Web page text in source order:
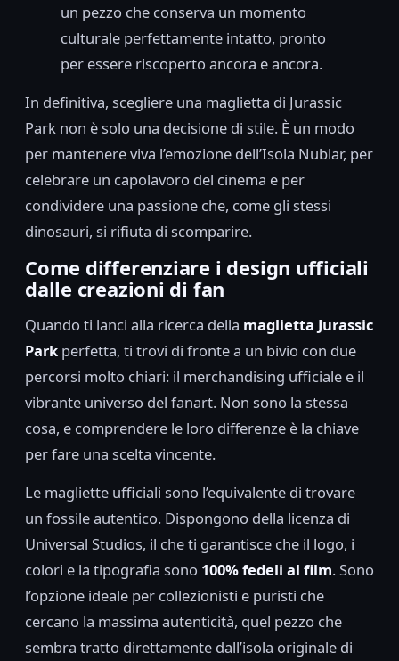
un pezzo che conserva un momento
culturale perfettamente intatto, pronto
per essere riscoperto ancora e ancora.
In definitiva, scegliere una maglietta di Jurassic
Park non è solo una decisione di stile. È un modo
per mantenere viva l’emozione dell’Isola Nublar, per
celebrare un capolavoro del cinema e per
condividere una passione che, come gli stessi
dinosauri, si rifiuta di scomparire.
Come differenziare i design ufficiali
dalle creazioni di fan
Quando ti lanci alla ricerca della maglietta Jurassic
Park perfetta, ti trovi di fronte a un bivio con due
percorsi molto chiari: il merchandising ufficiale e il
vibrante universo del fanart. Non sono la stessa
cosa, e comprendere le loro differenze è la chiave
per fare una scelta vincente.
Le magliette ufficiali sono l’equivalente di trovare
un fossile autentico. Dispongono della licenza di
Universal Studios, il che ti garantisce che il logo, i
colori e la tipografia sono 100% fedeli al film. Sono
l’opzione ideale per collezionisti e puristi che
cercano la massima autenticità, quel pezzo che
sembra tratto direttamente dall’isola originale di